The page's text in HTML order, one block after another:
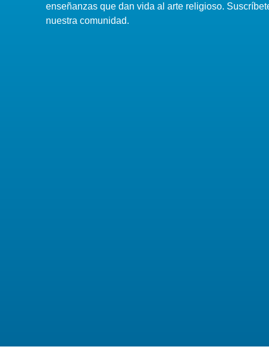
enseñanzas que dan vida al arte religioso.
nuestra comunidad.